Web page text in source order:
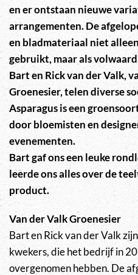
en er ontstaan nieuwe
arrangementen. De
en bladmateriaal niet
gebruikt, maar als
Bart en Rick van der Valk,
Groenesier, telen diverse
Asparagus is een
door bloemisten en
evenementen.
Bart gaf ons een leuke
leerde ons alles over de
product.
Van der Valk Groenesier
Bart en Rick van der Valk
kwekers, die het bedrijf in
overgenomen hebben. De